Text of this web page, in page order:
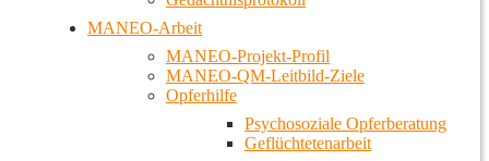
MANEO-Arbeit
MANEO-Projekt-Profil
MANEO-QM-Leitbild-Ziele
Opferhilfe
Psychosoziale Opferberatung
Geflüchtetenarbeit